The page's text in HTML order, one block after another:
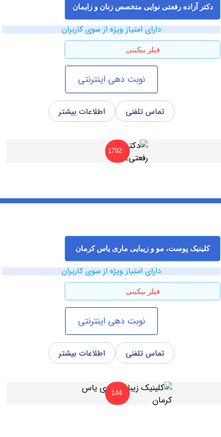
رفعتی نوایی متخصص زنان و زایمان
دارای امتیاز ویژه از سوی کاربران
فیلر بیکینی
نوبت دهی اینترنتی
تماس تلفنی اطلاعات بیشتر
پوست، مو و زیبایی ماری یاس کرمان
دارای امتیاز ویژه از سوی کاربران
فیلر بیکینی
نوبت دهی اینترنتی
تماس تلفنی اطلاعات بیشتر
144